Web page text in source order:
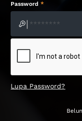
Password*
|
Lupa Password?